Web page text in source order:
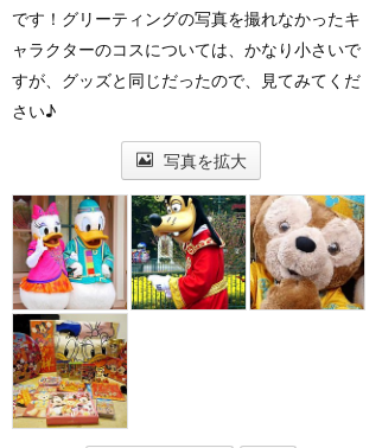
です！グリーティングの写真を撮れなかったキ
ャラクターのコスについては、かなり小さいで
すが、グッズと同じだったので、見てみてくだ
さい♪
写真を拡大